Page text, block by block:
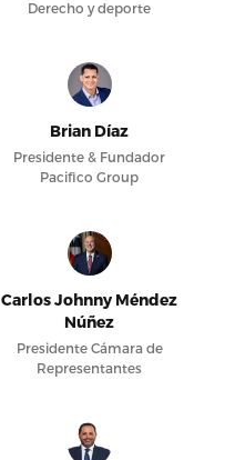
Derecho y deporte
Brian Díaz
Presidente & Fundador
Pacifico Group
Carlos Johnny Méndez
Núñez
Presidente Cámara de
Representantes